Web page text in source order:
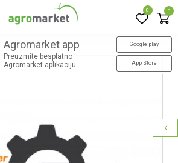
0 0
Agromarket app
Preuzmite besplatno
Agromarket aplikaciju
Google play
App Store